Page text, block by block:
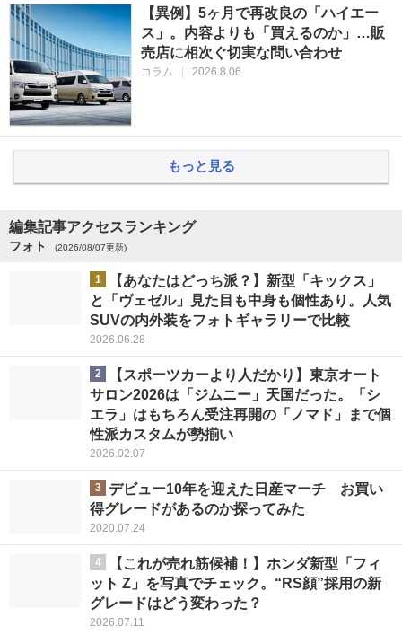
【異例】5ヶ月で再改良の「ハイエー
ス」。内容よりも「買えるのか」…販
売店に相次ぐ切実な問い合わせ
コラム | 2026.8.06
もっと見る
編集記事アクセスランキング
フォト (2026/08/07更新)
1
【あなたはどっち派？】新型「キックス」
と「ヴェゼル」見た目も中身も個性あり。人気
SUVの内外装をフォトギャラリーで比較
2026.06.28
2
【スポーツカーより人だかり】東京オート
サロン2026は「ジムニー」天国だった。「シ
エラ」はもちろん受注再開の「ノマド」まで個
性派カスタムが勢揃い
2026.02.07
3
デビュー10年を迎えた日産マーチ お買い
得グレードがあるのか探ってみた
2020.07.24
4
【これが売れ筋候補！】ホンダ新型「フィ
ット Z」を写真でチェック。“RS顔”採用の新
グレードはどう変わった？
2026.07.11